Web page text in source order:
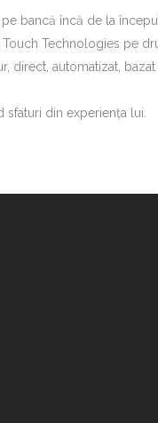
bancă încă de la
Technologies pe
automatizat,
sfaturi din experienţa lui.